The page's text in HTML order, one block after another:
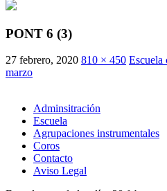
PONT 6 (3)
27 febrero, 2020 810 × 450 Escuela
marzo
Adminsitración
Escuela
Agrupaciones instrumentales
Coros
Contacto
Aviso Legal